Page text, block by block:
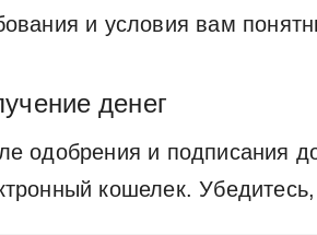
и условия вам
денег
одобрения и подписания
кошелек.